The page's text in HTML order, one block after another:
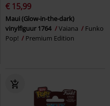
€ 15,99
Maui (Glow-in-the-dark)
vinylfiguur 1764
Vaiana
Funko
Pop!
Premium Edition